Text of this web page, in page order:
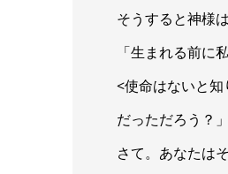
そうすると神様
「生まれる前に
<使命はないと
だっただろう？」
さて。あなたは